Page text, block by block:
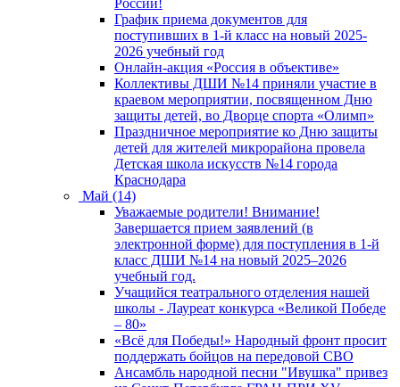
График приема документов для
поступивших в 1-й класс на новый 2025-
2026 учебный год
Онлайн-акция «Россия в объективе»
Коллективы ДШИ №14 приняли участие в
краевом мероприятии, посвященном Дню
защиты детей, во Дворце спорта «Олимп»
Праздничное мероприятие ко Дню защиты
детей для жителей микрорайона провела
Детская школа искусств №14 города
Краснодара
Май (14)
Уважаемые родители! Внимание!
Завершается прием заявлений (в
электронной форме) для поступления в 1-й
класс ДШИ №14 на новый 2025–2026
учебный год.
Учащийся театрального отделения нашей
школы - Лауреат конкурса «Великой Победе
– 80»
«Всё для Победы!» Народный фронт просит
поддержать бойцов на передовой СВО
Ансамбль народной песни "Ивушка" привез